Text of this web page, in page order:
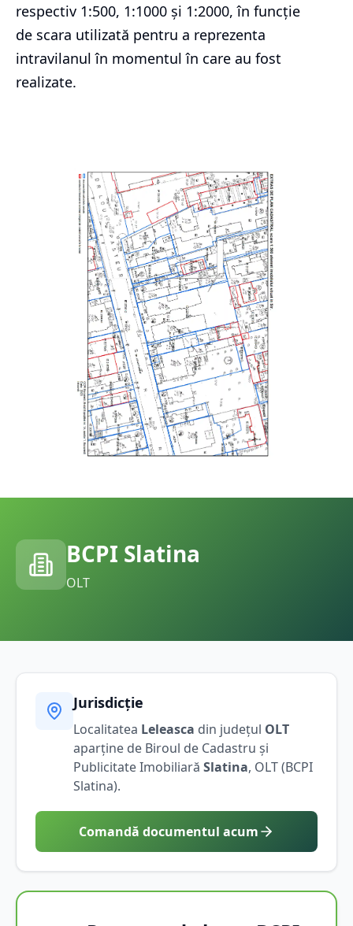
respectiv 1:500, 1:1000 și 1:2000, în funcție
de scara utilizată pentru a reprezenta
intravilanul în momentul în care au fost
realizate.
BCPI Slatina
OLT
Jurisdicție
Localitatea Leleasca din județul OLT
aparține de Biroul de Cadastru și
Publicitate Imobiliară Slatina, OLT(BCPI
Slatina).
Comandă documentul acum